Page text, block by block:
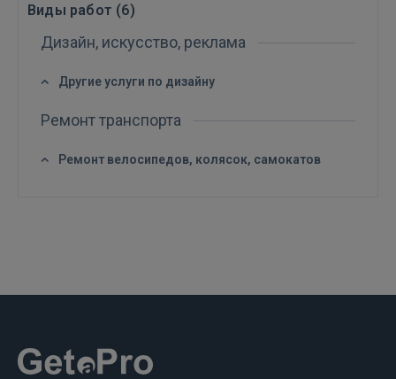
Войти
Виды работ (6)
Дизайн, искусство, реклама
Другие услуги по дизайну
Ремонт транспорта
Ремонт велосипедов, колясок, самокатов